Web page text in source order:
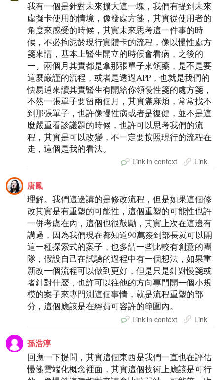
我有一個是針對未來擴大這一塊，我們有提到未來
虛擬卡使用的情境，像發處方箋，其實從使用者的
角度來感受的時候，其實未來思考這一件事的時
候，不必拘泥於現行實體卡的流程，像以慢性處方
箋來講，基本上醫生開立的時候會看病，之後的
一、兩個月其實都是拿那張單子來領藥，是不是要
這麼嚴謹的流程，或者是透過APP，也就是我們的
快易通來讀其實醫生有開給你領慢性箋的處方箋，
不然一張單子要留兩個月，其實滿麻煩，常常找不
到那張單子，也許像慢性病或者是復健，並不是這
麼嚴重看診議題的時候，也許可以思考我們的流
程，其實是可以改變，不一定要按照現行的流程在
走，這個是我的看法。
Link in context Link
唐鳳
理解。我們這邊講的是修改流程，但是如果這個修
改其實是有重塑的可能性，這個重塑的可能性也許
一併考慮在內，這個也很鼓勵，其實上次在這邊有
講過，因為我們現在都知道90萬簽到部長就可以開
這一種探索式的案子，也多請一些比較有創意的團
隊，假設自己在試驗的過程中有一個想法，如果重
新改一個流程可以做到更好，但是只是針對慢箋或
者針對什麼，也許可以往他的方向專門開一個小規
模的案子來專門測這個事情，就是流程重塑的部
分，這個應該是在經費可容許的範圍內。
Link in context Link
孫浩淳
回應一下提問，其實這個東西是我們一直也在評估
慢箋雲端化概念裡面，其實這個技術上應該是可行